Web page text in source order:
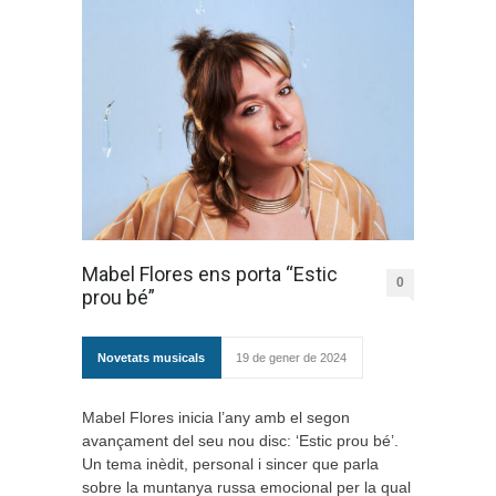
Mabel Flores ens porta “Estic
prou bé”
0
Novetats musicals 19 de gener de 2024
Mabel Flores inicia l’any amb el segon
avançament del seu nou disc: ‘Estic prou bé’.
Un tema inèdit, personal i sincer que parla
sobre la muntanya russa emocional per la qual